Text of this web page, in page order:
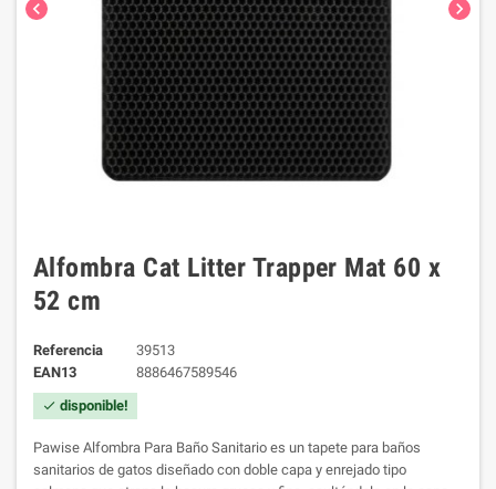
chevron_left chevron_right
Alfombra Cat Litter Trapper Mat 60 x
52 cm
Referencia
39513
EAN13
8886467589546
check disponible!
Pawise Alfombra Para Baño Sanitario es un tapete para baños
sanitarios de gatos diseñado con doble capa y enrejado tipo